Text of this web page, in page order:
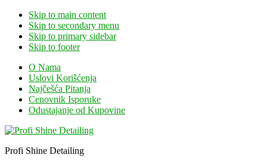
Skip to main content
Skip to secondary menu
Skip to primary sidebar
Skip to footer
O Nama
Uslovi Korišćenja
Najčešća Pitanja
Cenovnik Isporuke
Odustajanje od Kupovine
Profi Shine Detailing